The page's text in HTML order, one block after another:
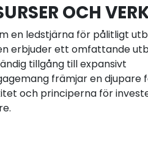
OCH
en ledstjärna för pålitligt
erbjuder ett omfattande
tillgång till expansivt
främjar en djupare
och principerna för